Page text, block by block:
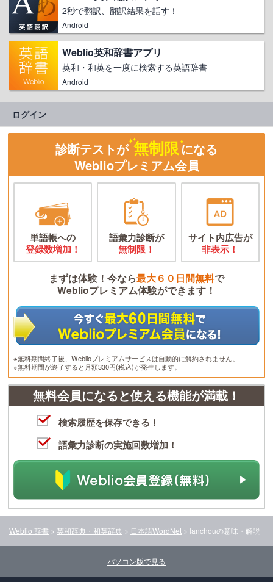
2秒で翻訳、翻訳結果を話す！
Android
Weblio英和辞書アプリ
英和・和英を一度に検索する英語辞書
Android
ログイン
診断テストが 無制限になる
Weblioプレミアム会員
単語帳への
登録数増加！
語彙力診断が
無制限！
サイト内広告が
非表示！
まずは体験！今なら最大６０日間無料で
Weblioプレミアム体験ができます！
※無料期間終了後、Weblioプレミアムサービスは自動的に解約されません。
※無料期間が終了すると月額330円(税込)が発生します。
無料会員になると使える機能が満載！
検索履歴を保存できる！
語彙力診断の実施回数増加！
Weblio 辞書 > 英和辞典・和英辞典 > 日本語WordNet > lanchouの意味・解説
パソコン版で見る